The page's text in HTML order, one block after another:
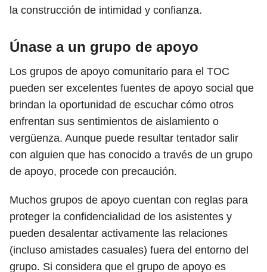
la construcción de intimidad y confianza.
Únase a un grupo de apoyo
Los grupos de apoyo comunitario para el TOC
pueden ser excelentes fuentes de apoyo social que
brindan la oportunidad de escuchar cómo otros
enfrentan sus sentimientos de aislamiento o
vergüenza. Aunque puede resultar tentador salir
con alguien que has conocido a través de un grupo
de apoyo, procede con precaución.
Muchos grupos de apoyo cuentan con reglas para
proteger la confidencialidad de los asistentes y
pueden desalentar activamente las relaciones
(incluso amistades casuales) fuera del entorno del
grupo. Si considera que el grupo de apoyo es